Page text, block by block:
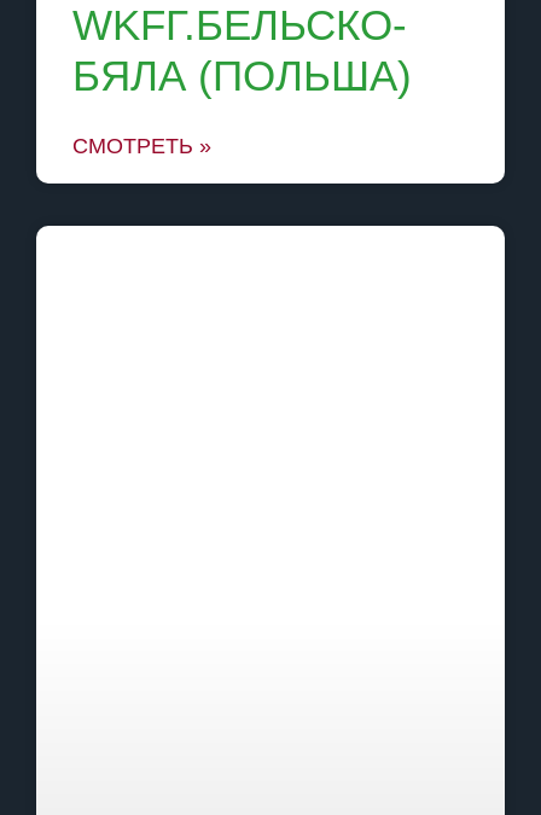
WKFГ.БЕЛЬСКО-
БЯЛА (ПОЛЬША)
СМОТРЕТЬ »